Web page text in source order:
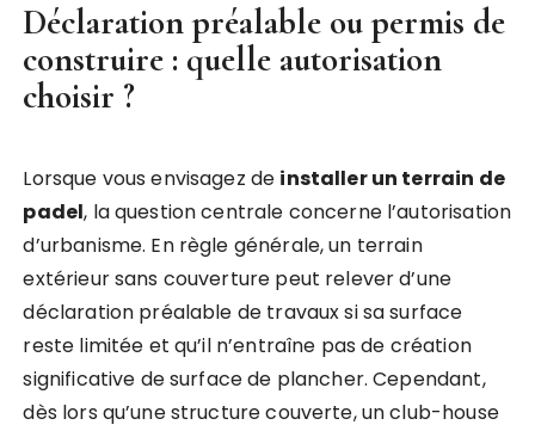
Déclaration préalable ou permis de
construire : quelle autorisation
choisir ?
Lorsque vous envisagez de installer un terrain de
padel, la question centrale concerne l’autorisation
d’urbanisme. En règle générale, un terrain
extérieur sans couverture peut relever d’une
déclaration préalable de travaux si sa surface
reste limitée et qu’il n’entraîne pas de création
significative de surface de plancher. Cependant,
dès lors qu’une structure couverte, un club-house